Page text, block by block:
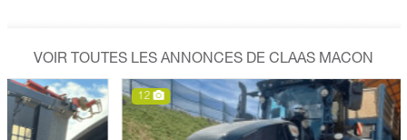
VOIR TOUTES LES ANNONCES DE CLAAS MACON
12